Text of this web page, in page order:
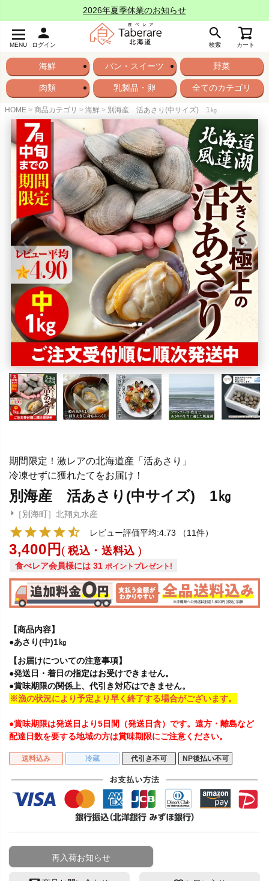
2026年夏季休業のお知らせ
MENU ログイン 検索 カート
海鮮 パン・スイーツ 野菜
肉類 乳製品・卵 全てのカテゴリ
HOME 商品カテゴリ 海鮮 別海産 活あさり(中サイズ) 1㎏
期間限定！激レアの北海道産「活あさり」
冷凍せずに獲れたてをお届け！
別海産 活あさり(中サイズ) 1㎏
［別海町］北翔丸水産
レビュー評価平均:4.73
（11件）
3,400 税込・送料込
食べレア会員様には 31 ポイントプレゼント!
【商品内容】
●あさり(中)1㎏
【お届けについての注意事項】
●発送日・着日の指定はお受けできません。
●賞味期限の関係上、代引き対応はできません。
※漁の状況により予定より早く終了する場合がございます。
●賞味期限は発送日より5日間（発送日含）です。遠方・離島など
配達日数を要する地域の方は賞味期限にご注意ください。
送料込み 冷蔵 代引き不可 NP後払い不可
再入荷お知らせ